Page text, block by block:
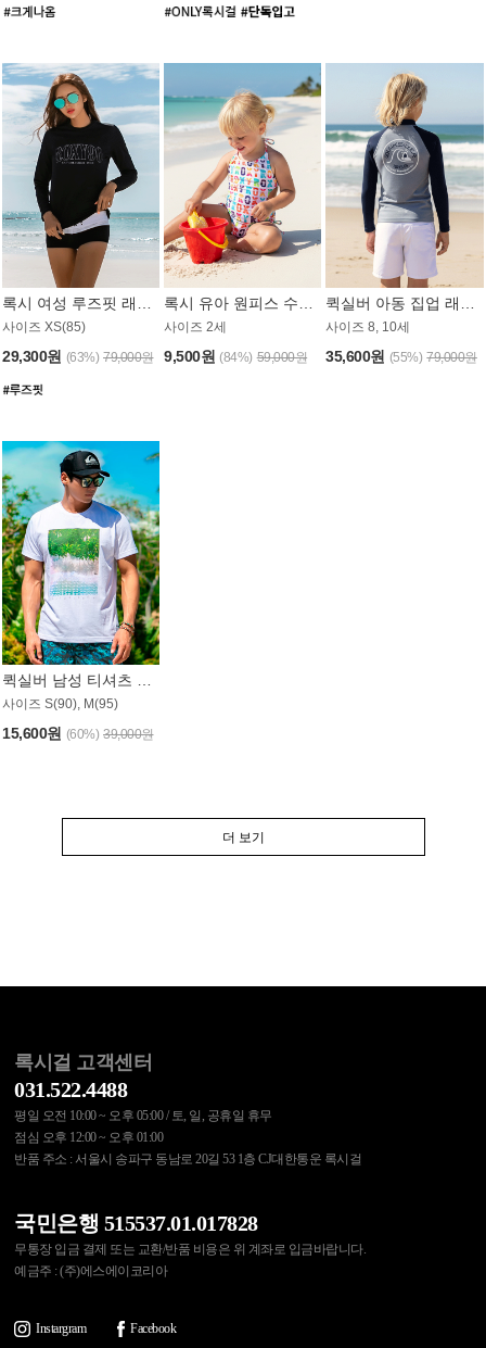
사이즈 XS(85)
29,300원 (63%) 79,000원
사이즈 2세
9,500원 (84%) 59,000원
사이즈 8, 10세
35,600원 (55%) 79,000원
퀵실버 남성 티셔츠 MST357WQS
사이즈 S(90), M(95)
15,600원 (60%) 39,000원
더 보기
록시걸 고객센터
031.522.4488
평일 오전 10:00 ~ 오후 05:00 / 토, 일, 공휴일 휴무
점심 오후 12:00 ~ 오후 01:00
반품 주소 : 서울시 송파구 동남로 20길 53 1층 CJ대한통운 록시걸
국민은행 515537.01.017828
무통장 입금 결제 또는 교환/반품 비용은 위 계좌로 입금바랍니다.
예금주 : (주)에스에이코리아
Instargram Facebook